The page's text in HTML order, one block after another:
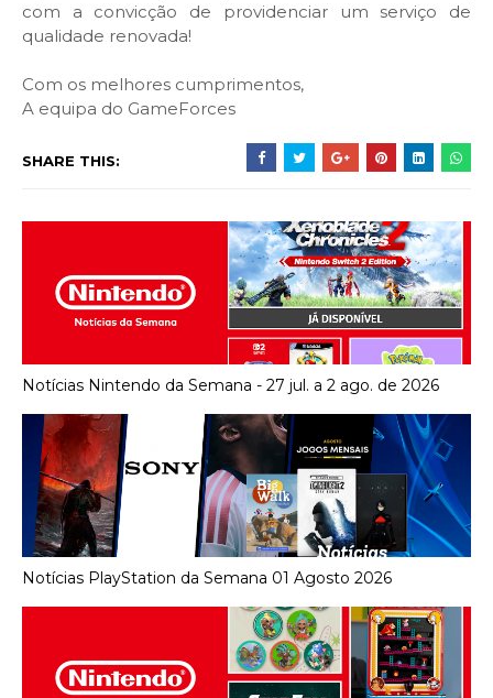
com a convicção de providenciar um serviço de
qualidade renovada!
Com os melhores cumprimentos,
A equipa do GameForces
SHARE THIS:
Notícias Nintendo da Semana - 27 jul. a 2 ago. de 2026
Notícias PlayStation da Semana 01 Agosto 2026